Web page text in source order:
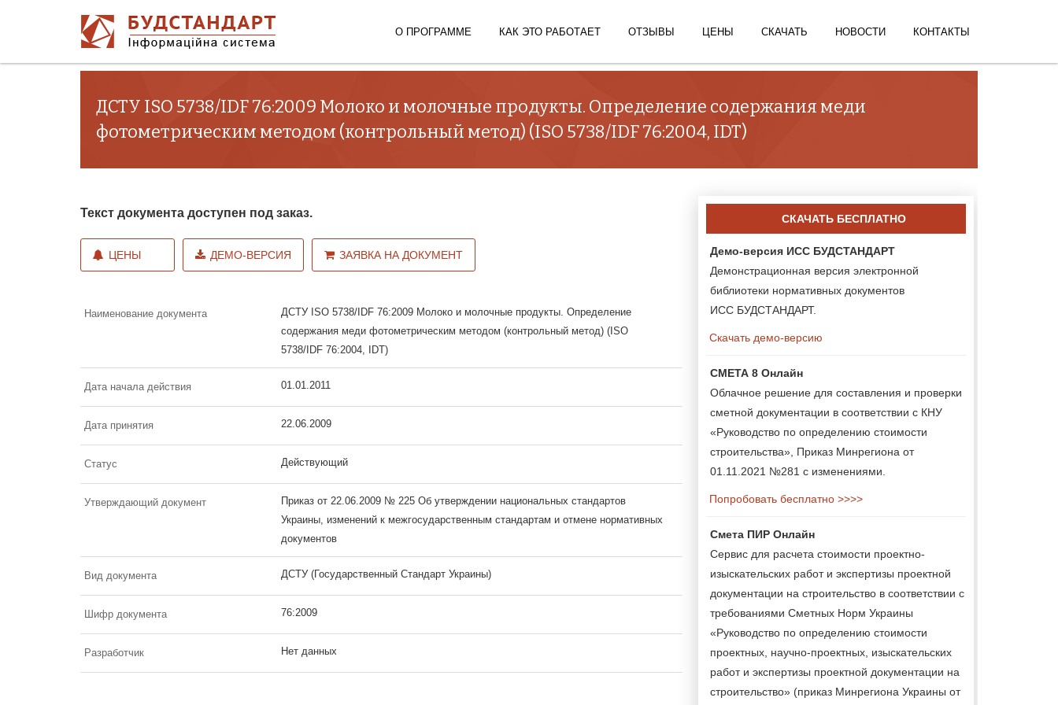
О ПРОГРАММЕ КАК ЭТО РАБОТАЕТ ОТЗЫВЫ ЦЕНЫ СКАЧАТЬ НОВОСТИ КОНТАКТЫ
ДСТУ ISO 5738/IDF 76:2009 Молоко и молочные продукты. Определение содержания меди
фотометрическим методом (контрольный метод) (ISO 5738/IDF 76:2004, IDT)
Текст документа доступен под заказ.
ЦЕНЫ ДЕМО-ВЕРСИЯ ЗАЯВКА НА ДОКУМЕНТ
Наименование документа
ДСТУ ISO 5738/IDF 76:2009 Молоко и молочные продукты. Определение
содержания меди фотометрическим методом (контрольный метод) (ISO
5738/IDF 76:2004, IDT)
Дата начала действия 01.01.2011
Дата принятия 22.06.2009
Статус Действующий
Утверждающий документ
Приказ от 22.06.2009 № 225 Об утверждении национальных стандартов
Украины, изменений к межгосударственным стандартам и отмене нормативных
документов
Вид документа ДСТУ (Государственный Стандарт Украины)
Шифр документа 76:2009
Разработчик Нет данных
СКАЧАТЬ БЕСПЛАТНО
Демо-версия ИСС БУДСТАНДАРТ
Демонстрационная версия электронной
библиотеки нормативных документов
ИСС БУДСТАНДАРТ.
Скачать демо-версию
СМЕТА 8 Онлайн
Облачное решение для составления и проверки
сметной документации в соответствии с КНУ
«Руководство по определению стоимости
строительства», Приказ Минрегиона от
01.11.2021 №281 с изменениями.
Попробовать бесплатно >>>>
Смета ПИР Онлайн
Сервис для расчета стоимости проектно-
изыскательских работ и экспертизы проектной
документации на строительство в соответствии с
требованиями Сметных Норм Украины
«Руководство по определению стоимости
проектных, научно-проектных, изыскательских
работ и экспертизы проектной документации на
строительство» (приказ Минрегиона Украины от